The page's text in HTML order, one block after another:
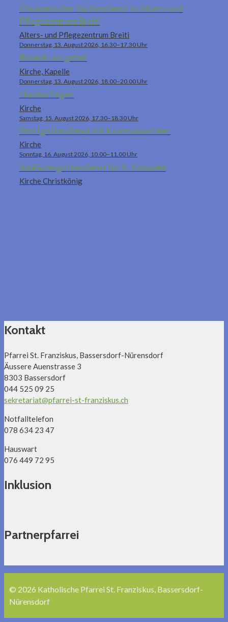
Ökumenischer Gottesdienst im Alters- und
Pflegezentrum Breiti
Alters- und Pflegezentrum Breiti
Donnerstag, 13. August 2026, 16.30–17.30 Uhr
Rosenkranzgebet
Kirche, Kapelle
Donnerstag, 13. August 2026, 18.00–20.00 Uhr
Handauflegen
Kirche
Samstag, 15. August 2026, 17.30–18.30 Uhr
Wortgottesdienst mit Kommunionfeier
Kirche
Sonntag, 16. August 2026, 10.00–11.00 Uhr
Jubiläumsgottesdienst für A. Kabasele
Kirche Christkönig
Kontakt
Pfarrei St. Franziskus, Bassersdorf-Nürensdorf
Äussere Auenstrasse 3
8303 Bassersdorf
044 525 09 25
sekretariat@pfarrei-st-franziskus.ch
Notfalltelefon
078 634 23 47
Hauswart
076 449 72 95
Inklusion
Partnerpfarrei
© 2026 Katholische Pfarrei St. Franziskus, Bassersdorf-
Nürensdorf